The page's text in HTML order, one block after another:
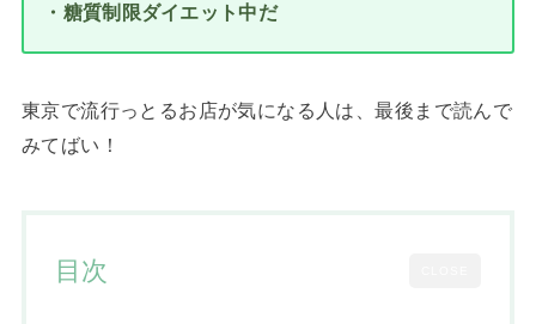
・糖質制限ダイエット中だ
東京で流行っとるお店が気になる人は、最後まで読んで
みてばい！
目次